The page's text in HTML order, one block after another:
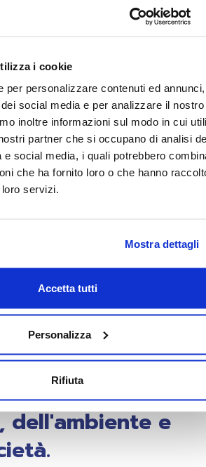
i cookie
per personalizzare contenuti ed
social media e per analizzare il nostro
inoltre informazioni sul modo in cui
partner che si occupano di analisi
e social media, i quali potrebbero
che ha fornito loro o che hanno
servizi.
Mostra dettagli
Accetta tutti
Personalizza
Rifiuta
temi fondamentali della
: coinvolgimento e sviluppo
diritti umani, rapporti e
ambiente, corrette
aspetti specifici
e governance. Stare
e imparare
bene!
leggi la nostra
società benefit
le aziende a
nelrispetto delle
dell'ambiente e